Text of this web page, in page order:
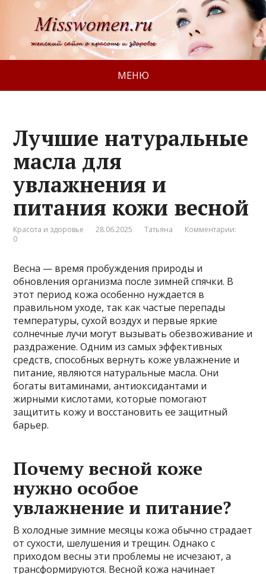
МЕНЮ
Лучшие натуральные
масла для
увлажнения и
питания кожи весной
Красота и здоровье 28.06.2025 Татьяна
Комментарии:
0
Весна — время пробуждения природы и
обновления организма после зимней спячки. В
этот период кожа особенно нуждается в
правильном уходе, так как частые перепады
температуры, сухой воздух и первые яркие
солнечные лучи могут вызывать обезвоживание и
раздражение. Одним из самых эффективных
средств, способных вернуть коже увлажнение и
питание, являются натуральные масла. Они
богаты витаминами, антиоксидантами и
жирными кислотами, которые помогают
защитить кожу и восстановить ее защитный
барьер.
Почему весной коже
нужно особое
увлажнение и питание?
В холодные зимние месяцы кожа обычно страдает
от сухости, шелушения и трещин. Однако с
приходом весны эти проблемы не исчезают, а
трансформируются. Весной кожа начинает